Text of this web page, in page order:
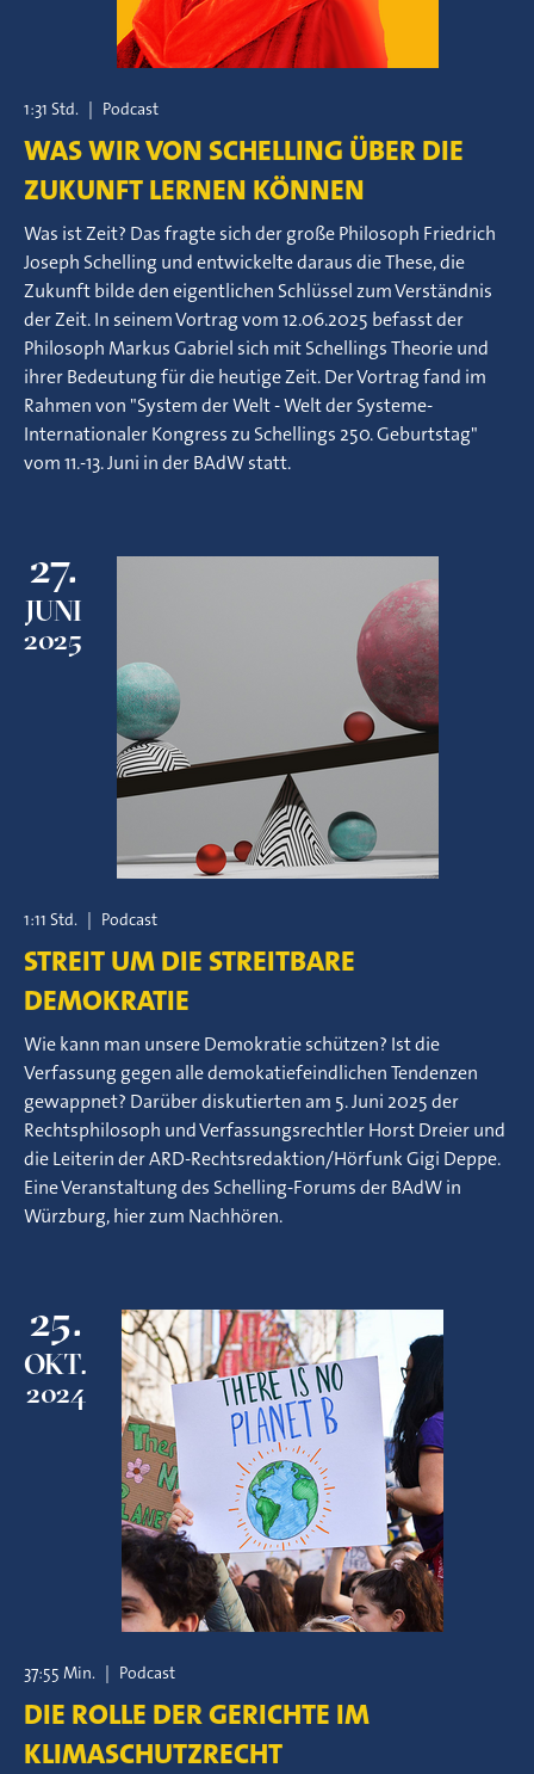
1:31 Std. | Podcast
WAS WIR VON SCHELLING ÜBER DIE
ZUKUNFT LERNEN KÖNNEN
Was ist Zeit? Das fragte sich der große Philosoph Friedrich
Joseph Schelling und entwickelte daraus die These, die
Zukunft bilde den eigentlichen Schlüssel zum Verständnis
der Zeit. In seinem Vortrag vom 12.06.2025 befasst der
Philosoph Markus Gabriel sich mit Schellings Theorie und
ihrer Bedeutung für die heutige Zeit. Der Vortrag fand im
Rahmen von "System der Welt - Welt der Systeme-
Internationaler Kongress zu Schellings 250. Geburtstag"
vom 11.-13. Juni in der BAdW statt.
27.
JUNI
2025
1:11 Std. | Podcast
STREIT UM DIE STREITBARE
DEMOKRATIE
Wie kann man unsere Demokratie schützen? Ist die
Verfassung gegen alle demokatiefeindlichen Tendenzen
gewappnet? Darüber diskutierten am 5. Juni 2025 der
Rechtsphilosoph und Verfassungsrechtler Horst Dreier und
die Leiterin der ARD-Rechtsredaktion/Hörfunk Gigi Deppe.
Eine Veranstaltung des Schelling-Forums der BAdW in
Würzburg, hier zum Nachhören.
25.
OKT.
2024
37:55 Min. | Podcast
DIE ROLLE DER GERICHTE IM
KLIMASCHUTZRECHT